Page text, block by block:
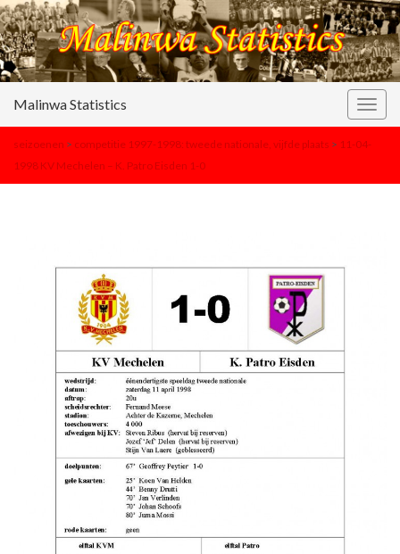
Malinwa Statistics
seizoenen > competitie 1997-1998: tweede nationale, vijfde plaats > 11-04-
1998 KV Mechelen – K. Patro Eisden 1-0